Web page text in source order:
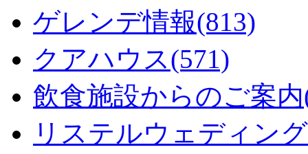
ゲレンデ情報(813)
クアハウス(571)
飲食施設からのご案内
リステルウェディン